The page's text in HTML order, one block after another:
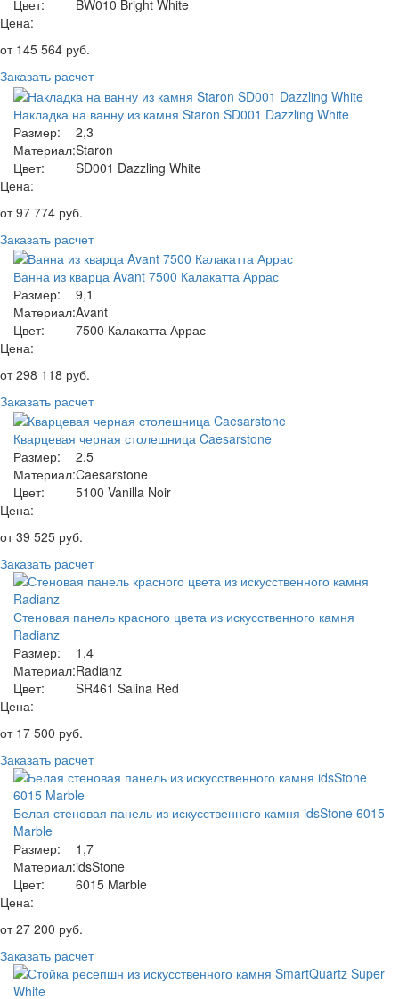
Цвет:
BW010 Bright White
Цена:
от 145 564 руб.
Заказать расчет
Накладка на ванну из камня Staron SD001 Dazzling White
Размер:
2,3
Материал:Staron
Цвет:
SD001 Dazzling White
Цена:
от97 774 руб.
Заказать расчет
Ванна из кварца Avant 7500 Калакатта Аррас
Размер:
9,1
Материал:Avant
Цвет:
7500 Калакатта Аррас
Цена:
от298 118 руб.
Заказать расчет
Кварцевая черная столешница Caesarstone
Размер:
2,5
Материал:Caesarstone
Цвет:
5100 Vanilla Noir
Цена:
от39 525 руб.
Заказать расчет
Стеновая панель красного цвета из искусственного камня
Radianz
Размер:
1,4
Материал:Radianz
Цвет:
SR461 Salina Red
Цена:
от 17 500 руб.
Заказать расчет
Белая стеновая панель из искусственного камня idsStone 6015
Marble
Размер:
1,7
Материал:idsStone
Цвет:
6015 Marble
Цена:
от27 200 руб.
Заказать расчет